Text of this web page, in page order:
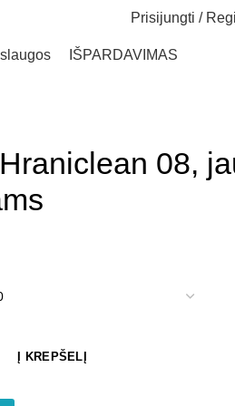
Prisijungti /
IŠPARDAVIMAS
08,
Į KREPŠELĮ